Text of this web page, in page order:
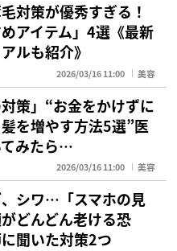
対策が優秀すぎる！
めアイテム」4選《最新
ルも紹介》
2026/03/16 11:00 美容
対策」“お金をかけずに
を増やす方法5選”医
みたら…
2026/03/16 11:00 美容
シワ…「スマホの見
どんどん老ける恐
聞いた対策2つ